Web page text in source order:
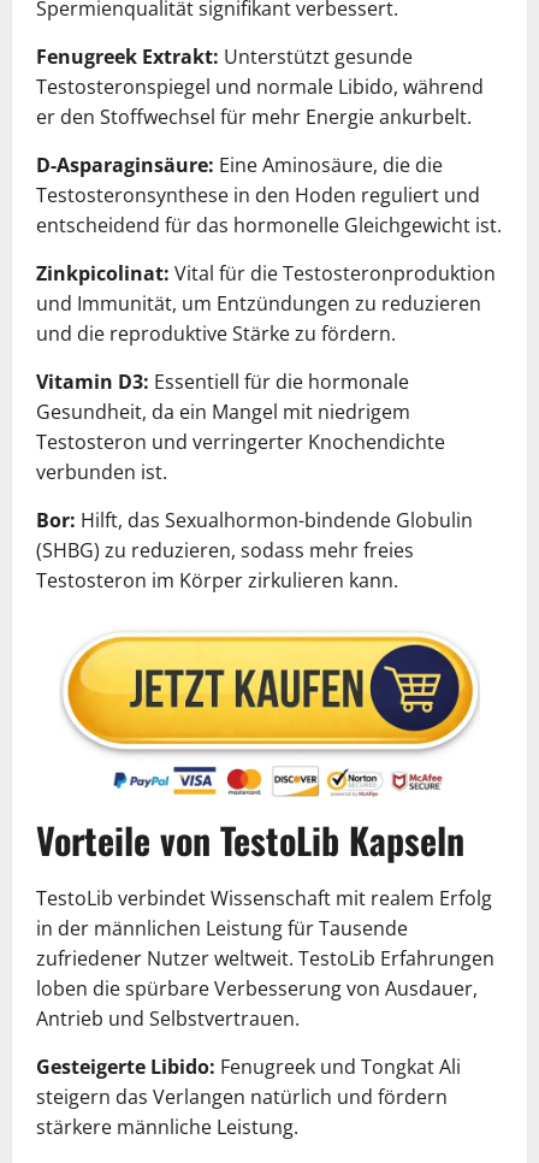
Spermienqualität signifikant verbessert.
Fenugreek Extrakt: Unterstützt gesunde
Testosteronspiegel und normale Libido, während
er den Stoffwechsel für mehr Energie ankurbelt.
D-Asparaginsäure: Eine Aminosäure, die die
Testosteronsynthese in den Hoden reguliert und
entscheidend für das hormonelle Gleichgewicht ist.
Zinkpicolinat: Vital für die Testosteronproduktion
und Immunität, um Entzündungen zu reduzieren
und die reproduktive Stärke zu fördern.
Vitamin D3: Essentiell für die hormonale
Gesundheit, da ein Mangel mit niedrigem
Testosteron und verringerter Knochendichte
verbunden ist.
Bor: Hilft, das Sexualhormon-bindende Globulin
(SHBG) zu reduzieren, sodass mehr freies
Testosteron im Körper zirkulieren kann.
Vorteile von TestoLib Kapseln
TestoLib verbindet Wissenschaft mit realem Erfolg
in der männlichen Leistung für Tausende
zufriedener Nutzer weltweit. TestoLib Erfahrungen
loben die spürbare Verbesserung von Ausdauer,
Antrieb und Selbstvertrauen.
Gesteigerte Libido: Fenugreek und Tongkat Ali
steigern das Verlangen natürlich und fördern
stärkere männliche Leistung.